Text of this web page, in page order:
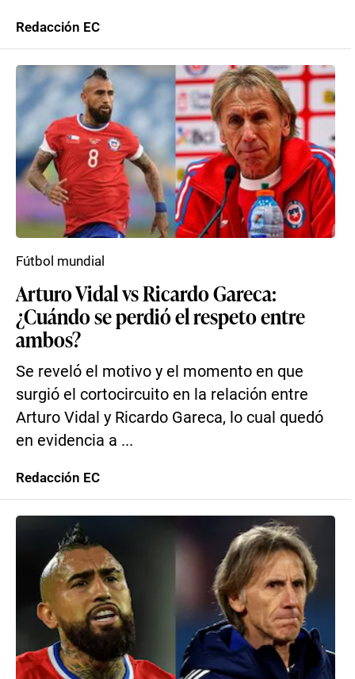
Redacción EC
Arturo Vidal vs Ricardo Gareca:
¿Cuándo se perdió el respeto entre
ambos?
Se reveló el motivo y el momento en que
surgió el cortocircuito en la relación entre
Arturo Vidal y Ricardo Gareca, lo cual quedó
en evidencia a ...
Fútbol mundial
Redacción EC